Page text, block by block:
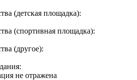
(детская площадка):
(спортивная площадка):
(другое):
не отражена